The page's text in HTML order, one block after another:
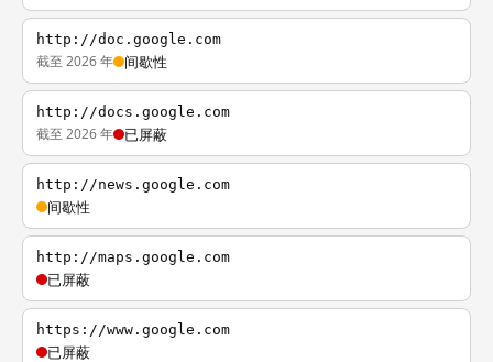
http://doc.google.com
截至 2026 年 间歇性
http://docs.google.com
截至 2026 年 已屏蔽
http://news.google.com
间歇性
http://maps.google.com
已屏蔽
https://www.google.com
已屏蔽